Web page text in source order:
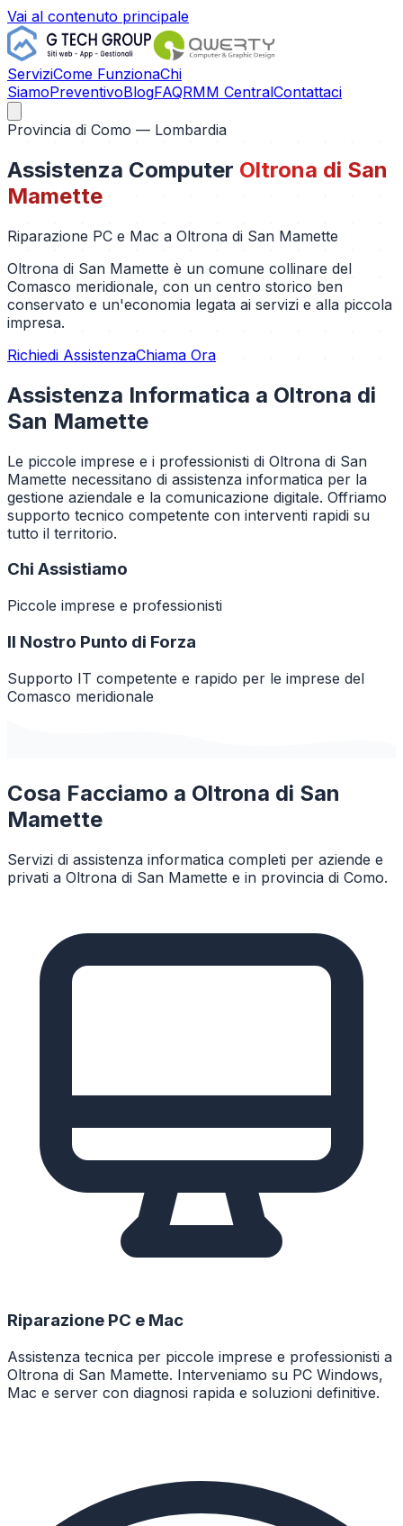
Vai al contenuto principale
ServiziCome FunzionaChi
SiamoPreventivoBlogFAQRMM CentralContattaci
Provincia di Como — Lombardia
Assistenza Computer Oltrona di San
Mamette
Riparazione PC e Mac a Oltrona di San Mamette
Oltrona di San Mamette è un comune collinare del
Comasco meridionale, con un centro storico ben
conservato e un'economia legata ai servizi e alla piccola
impresa.
Richiedi AssistenzaChiama Ora
Assistenza Informatica a Oltrona di
San Mamette
Le piccole imprese e i professionisti di Oltrona di San
Mamette necessitano di assistenza informatica per la
gestione aziendale e la comunicazione digitale. Offriamo
supporto tecnico competente con interventi rapidi su
tutto il territorio.
Chi Assistiamo
Piccole imprese e professionisti
Il Nostro Punto di Forza
Supporto IT competente e rapido per le imprese del
Comasco meridionale
Cosa Facciamo a Oltrona di San
Mamette
Servizi di assistenza informatica completi per aziende e
privati a Oltrona di San Mamette e in provincia di Como.
Riparazione PC e Mac
Assistenza tecnica per piccole imprese e professionisti a
Oltrona di San Mamette. Interveniamo su PC Windows,
Mac e server con diagnosi rapida e soluzioni definitive.